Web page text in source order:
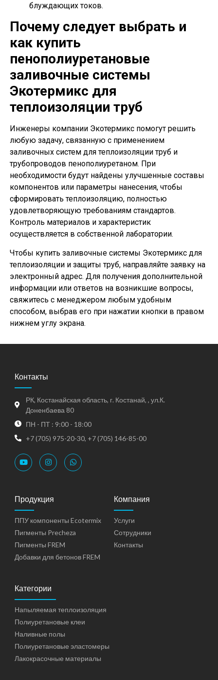
блуждающих токов.
Почему следует выбрать и
как купить
пенополиуретановые
заливочные системы
Экотермикс для
теплоизоляции труб
Инженеры компании Экотермикс помогут решить
любую задачу, связанную с применением
заливочных систем для теплоизоляции труб и
трубопроводов пенополиуретаном. При
необходимости будут найдены улучшенные составы
компонентов или параметры нанесения, чтобы
сформировать теплоизоляцию, полностью
удовлетворяющую требованиям стандартов.
Контроль материалов и характеристик
осуществляется в собственной лаборатории.
Чтобы купить заливочные системы Экотермикс для
теплоизоляции и защиты труб, направляйте заявку на
электронный адрес. Для получения дополнительной
информации или ответов на возникшие вопросы,
свяжитесь с менеджером любым удобным
способом, выбрав его при нажатии кнопки в правом
нижнем углу экрана.
Контакты
РК, Костанайская область, г. Костанай, , ул.К.
Доненбаева 80
ПН - ПТ : 9:00 - 18:00
+7 (705) 975-20-30, +7 (705) 146-85-00
Продукция
ППУ компоненты Ecotermix
Пигменты Precheza
Пигменты FREM
Добавки для бетонов FREM
Компания
Услуги
Сотрудники
Контакты
Категории
Напыляемая теплоизоляция
Полиуретановые клеи
Наливные полы
Полиуретановые эластомеры
Лакокрасочные материалы